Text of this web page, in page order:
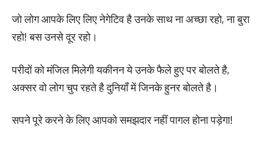
जो लोग आपके लिए लिए नेगेटिव है उनके साथ ना अच्छा रहो, ना बुरा
रहो! बस उनसे दूर रहो।
परीदों को मंजिल मिलेगी यकीनन ये उनके फैले हुए पर बोलते है,
अक्सर वो लोग चुप रहते है दुनियाँ में जिनके हुनर बोलते है।
सपने पूरे करने के लिए आपको समझदार नहीं पागल होना पड़ेगा!